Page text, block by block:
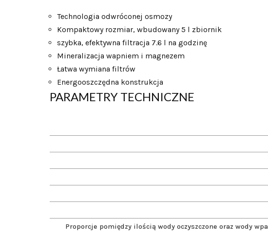
Technologia odwróconej osmozy
Kompaktowy rozmiar, wbudowany 5 l zbiornik
szybka, efektywna filtracja 7.6 l na godzinę
Mineralizacja wapniem i magnezem
Łatwa wymiana filtrów
Energooszczędna konstrukcja
PARAMETRY TECHNICZNE
Proporcje pomiędzy ilością wody oczyszczone oraz wody